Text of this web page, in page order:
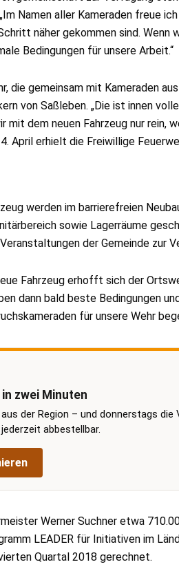
Namen aller Kameraden freue
näher gekommen sind. Wenn
Bedingungen für unsere Arbeit.“
die gemeinsam mit Kameraden
von Saßleben. „Die ist innen
mit dem neuen Fahrzeug nur rein,
April erhielt die Freiwillige
werden im barrierefreien
sowie Lagerräume
der Gemeinde zur
Fahrzeug erhofft sich der
dann bald beste Bedingungen
für unsere Wehr
zwei Minuten
der Region – und donnerstags
abbestellbar.
Werner Suchner etwa
LEADER für Initiativen im
Quartal 2018 gerechnet.